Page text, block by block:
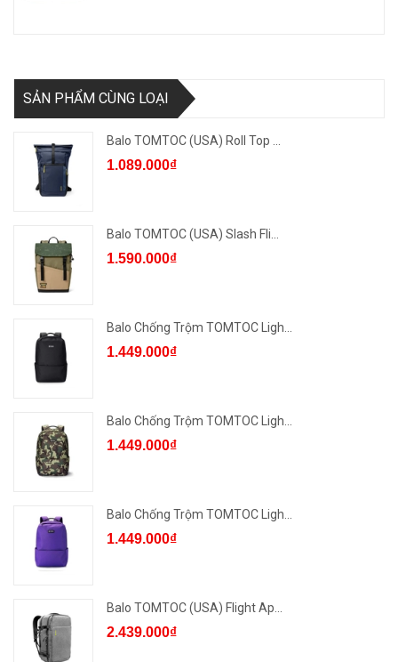
SẢN PHẨM CÙNG LOẠI
Balo TOMTOC (USA) Roll Top ...
1.089.000₫
Balo TOMTOC (USA) Slash Fli...
1.590.000₫
Balo Chống Trộm TOMTOC Ligh...
1.449.000₫
Balo Chống Trộm TOMTOC Ligh...
1.449.000₫
Balo Chống Trộm TOMTOC Ligh...
1.449.000₫
Balo TOMTOC (USA) Flight Ap...
2.439.000₫